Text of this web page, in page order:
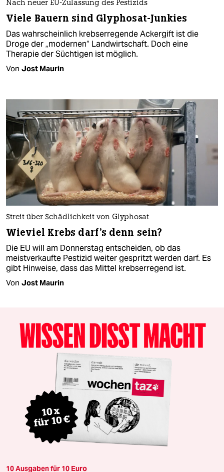
Nach neuer EU-Zulassung des Pestizids
Viele Bauern sind Glyphosat-Junkies
Das wahrscheinlich krebserregende Ackergift ist die
Droge der „modernen“ Landwirtschaft. Doch eine
Therapie der Süchtigen ist möglich.
Von Jost Maurin
Streit über Schädlichkeit von Glyphosat
Wieviel Krebs darf's denn sein?
Die EU will am Donnerstag entscheiden, ob das
meistverkaufte Pestizid weiter gespritzt werden darf. Es
gibt Hinweise, dass das Mittel krebserregend ist.
Von Jost Maurin
10 Ausgaben für 10 Euro